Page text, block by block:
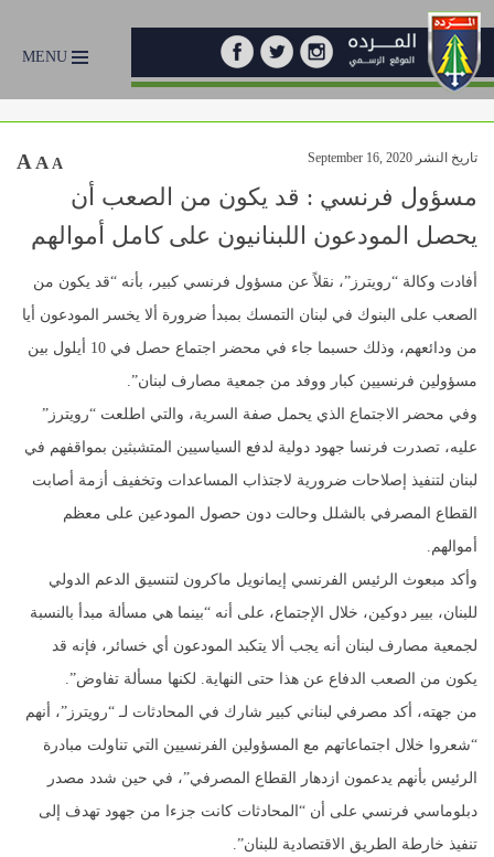
MENU
تاريخ النشر September 16, 2020 A A A
مسؤول فرنسي : قد يكون من الصعب أن
يحصل المودعون اللبنانيون على كامل أموالهم
أفادت وكالة “​رويترز​”، نقلاً عن مسؤول فرنسي كبير، بأنه “قد يكون من
الصعب على البنوك في ​لبنان​ التمسك بمبدأ ضرورة ألا يخسر المودعون أيا
من ودائعهم، وذلك حسبما جاء في محضر اجتماع حصل في 10 أيلول بين
مسؤولين فرنسيين كبار ووفد من جمعية مصارف لبنان”.
وفي محضر الاجتماع الذي يحمل صفة السرية، والتي اطلعت “رويترز”
عليه، تصدرت ​فرنسا​ جهود دولية لدفع السياسيين المتشبثين بمواقفهم في
لبنان لتنفيذ إصلاحات ضرورية لاجتذاب المساعدات وتخفيف أزمة أصابت ​
القطاع المصرفي​ بالشلل وحالت دون حصول المودعين على معظم
أموالهم.
وأكد مبعوث الرئيس الفرنسي إيمانويل ماكرون لتنسيق الدعم الدولي
للبنان، بيير دوكين، خلال الإجتماع، على أنه “بينما هي مسألة مبدأ بالنسبة
لجمعية مصارف لبنان أنه يجب ألا يتكبد المودعون أي خسائر، فإنه قد
يكون من الصعب الدفاع عن هذا حتى النهاية. لكنها مسألة تفاوض”.
من جهته، أكد مصرفي لبناني كبير شارك في المحادثات لـ “رويترز”، أنهم
“شعروا خلال اجتماعاتهم مع المسؤولين الفرنسيين التي تناولت مبادرة
الرئيس بأنهم يدعمون ازدهار القطاع المصرفي”، في حين شدد مصدر
دبلوماسي فرنسي على أن “المحادثات كانت جزءا من جهود تهدف إلى
تنفيذ خارطة الطريق الاقتصادية للبنان”.